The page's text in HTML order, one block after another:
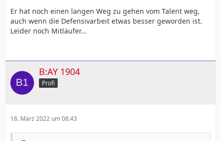
Er hat noch einen langen Weg zu gehen vom Talent weg,
auch wenn die Defensivarbeit etwas besser geworden ist.
Leider noch Mitläufer...
B:AY 1904
Profi
18. März 2022 um 08:43